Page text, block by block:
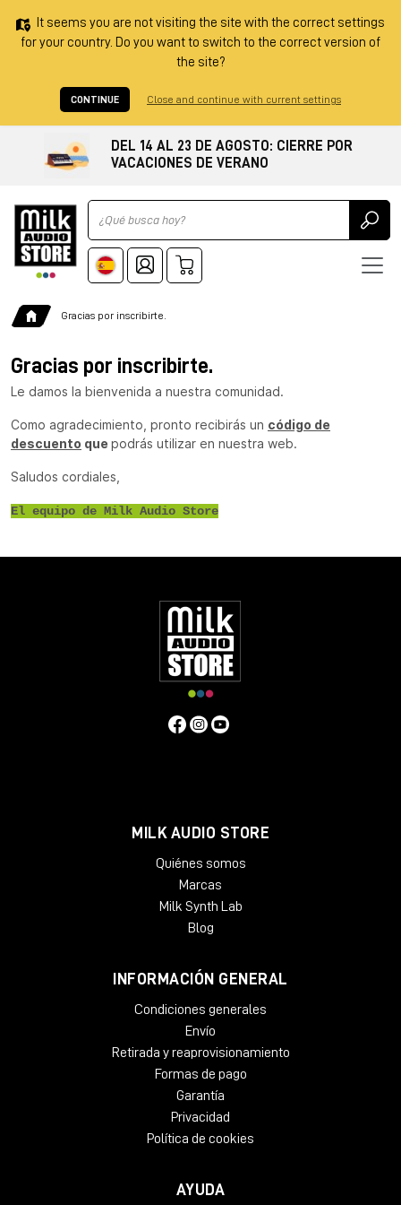
It seems you are not visiting the site with the correct settings
for your country. Do you want to switch to the correct version of
the site?
CONTINUE Close and continue with current settings
DEL 14 AL 23 DE AGOSTO: CIERRE POR
VACACIONES DE VERANO
Ricerca
Gracias por inscribirte.
Gracias por inscribirte.
Le damos la bienvenida a nuestra comunidad.
Como agradecimiento, pronto recibirás un código de
descuento que podrás utilizar en nuestra web.
Saludos cordiales,
El equipo de Milk Audio Store
MILK AUDIO STORE
Quiénes somos
Marcas
Milk Synth Lab
Blog
INFORMACIÓN GENERAL
Condiciones generales
Envío
Retirada y reaprovisionamiento
Formas de pago
Garantía
Privacidad
Política de cookies
AYUDA